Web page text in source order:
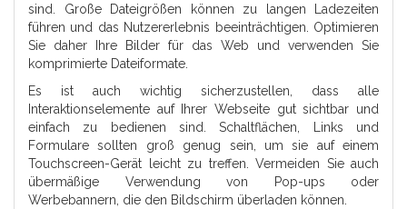
sind. Große Dateigrößen können zu langen Ladezeiten
führen und das Nutzererlebnis beeinträchtigen. Optimieren
Sie daher Ihre Bilder für das Web und verwenden Sie
komprimierte Dateiformate.
Es ist auch wichtig sicherzustellen, dass alle
Interaktionselemente auf Ihrer Webseite gut sichtbar und
einfach zu bedienen sind. Schaltflächen, Links und
Formulare sollten groß genug sein, um sie auf einem
Touchscreen-Gerät leicht zu treffen. Vermeiden Sie auch
übermäßige Verwendung von Pop-ups oder
Werbebannern, die den Bildschirm überladen können.